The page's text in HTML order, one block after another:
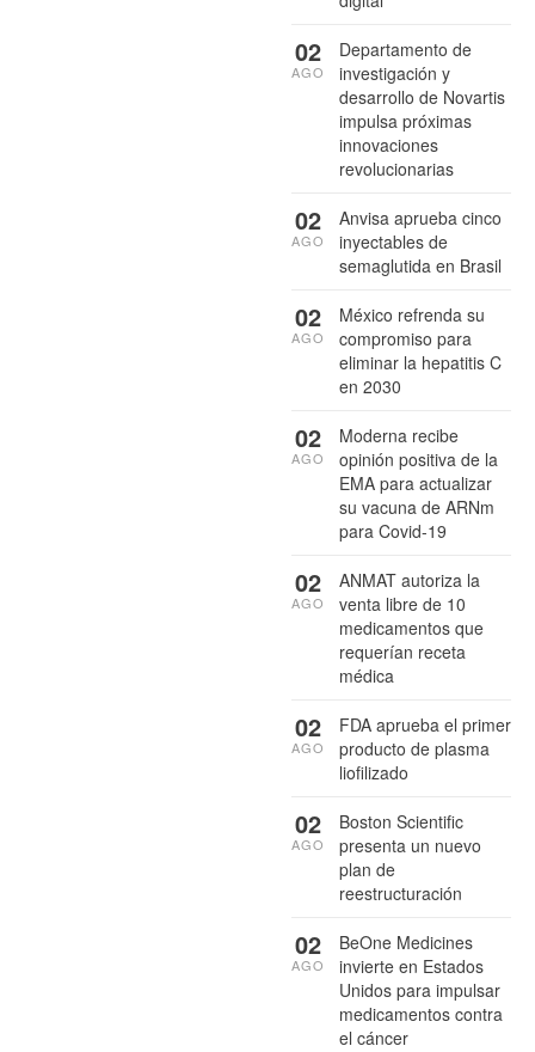
Departamento de
investigación y
desarrollo de Novartis
impulsa próximas
innovaciones
revolucionarias
02
AGO
Anvisa aprueba cinco
inyectables de
semaglutida en Brasil
02
AGO
México refrenda su
compromiso para
eliminar la hepatitis C
en 2030
02
AGO
Moderna recibe
opinión positiva de la
EMA para actualizar
su vacuna de ARNm
para Covid-19
02
AGO
ANMAT autoriza la
venta libre de 10
medicamentos que
requerían receta
médica
02
AGO
FDA aprueba el primer
producto de plasma
liofilizado
02
AGO
Boston Scientific
presenta un nuevo
plan de
reestructuración
02
AGO
BeOne Medicines
invierte en Estados
Unidos para impulsar
medicamentos contra
el cáncer
02
AGO